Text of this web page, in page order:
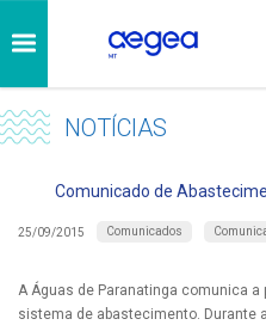
NOTÍCIAS
Comunicado de
25/09/2015 Comunicados
A Águas de Paranatinga comunica
sistema de abastecimento. Durante